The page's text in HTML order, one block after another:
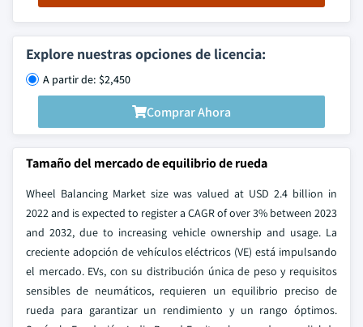
Explore nuestras opciones de licencia:
A partir de: $2,450
Comprar Ahora
Tamaño del mercado de equilibrio de rueda
Wheel Balancing Market size was valued at USD 2.4 billion in
2022 and is expected to register a CAGR of over 3% between 2023
and 2032, due to increasing vehicle ownership and usage. La
creciente adopción de vehículos eléctricos (VE) está impulsando
el mercado. EVs, con su distribución única de peso y requisitos
sensibles de neumáticos, requieren un equilibrio preciso de
rueda para garantizar un rendimiento y un rango óptimos.